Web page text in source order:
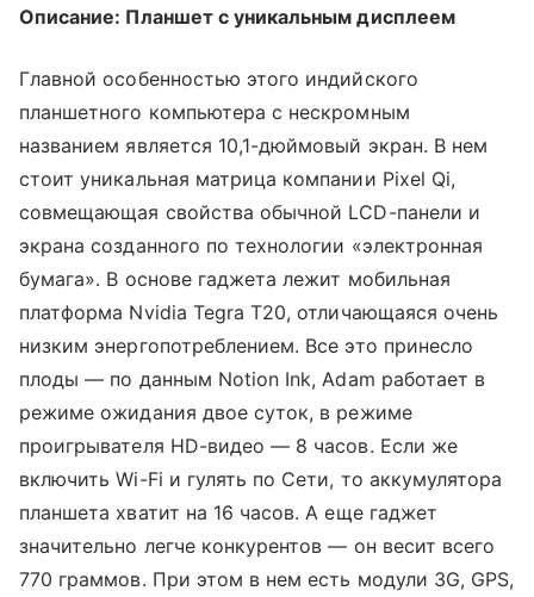
Описание: Планшет с уникальным дисплеем
Главной особенностью этого индийского
планшетного компьютера с нескромным
названием является 10,1-дюймовый экран. В нем
стоит уникальная матрица компании Pixel Qi,
совмещающая свойства обычной LCD-панели и
экрана созданного по технологии «электронная
бумага». В основе гаджета лежит мобильная
платформа Nvidia Tegra T20, отличающаяся очень
низким энергопотреблением. Все это принесло
плоды — по данным Notion Ink, Adam работает в
режиме ожидания двое суток, в режиме
проигрывателя HD-видео — 8 часов. Если же
включить Wi-Fi и гулять по Сети, то аккумулятора
планшета хватит на 16 часов. А еще гаджет
значительно легче конкурентов — он весит всего
770 граммов. При этом в нем есть модули 3G, GPS,